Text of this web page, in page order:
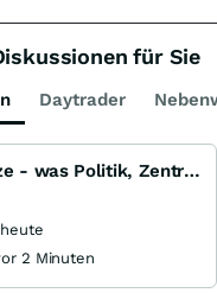
für Sie
Daytrader
Das große Ganze - was Politik, Zentralbanken, Trends, Medien und Gesellschaft mit Aktien, Rohstoffen
2 Minuten